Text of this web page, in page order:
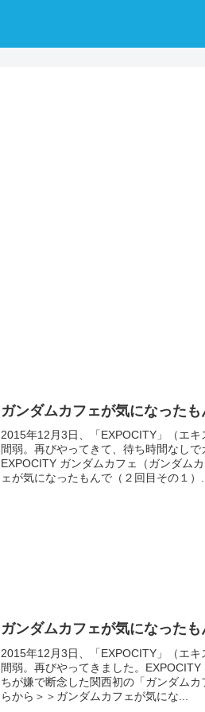
ガンダムカフェが気になったも
2015年12月3日、「EXPOCITY」（エ
間弱。再びやってきて、待ち時間なしで
EXPOCITY ガンダムカフェ（ガンダム
ェが気になったもんで（２回目その１）
ガンダムカフェが気になったも
2015年12月3日、「EXPOCITY」（エ
間弱。再びやってきました。
ちが嫌で断念した関西初の「ガンダム
らから＞＞ガンダムカフェが気にな...